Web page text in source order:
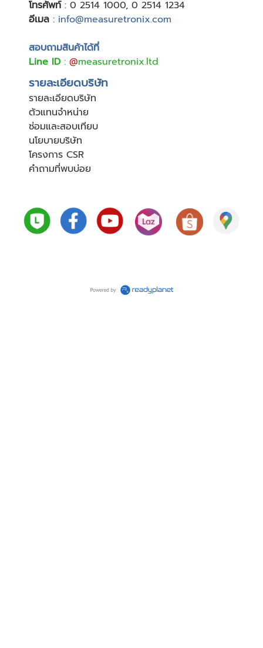
โทรศัพท์: 0 2514 1000, 0 2514 1234
อีเมล : info@measuretronix.com
สอบถามสินค้าได้ที่
Line ID: @measuretronix.ltd
รายละเอียดบริษัท
รายละเอียดบริษัท
ตัวแทนจำหน่าย
ซ่อมและสอบเทียบ
นโยบายบริษัท
โครงการ CSR
คำถามที่พบบ่อย